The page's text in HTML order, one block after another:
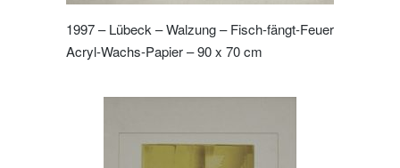
1997 – Lübeck – Walzung – Fisch-fängt-Feuer
Acryl-Wachs-Papier – 90 x 70 cm